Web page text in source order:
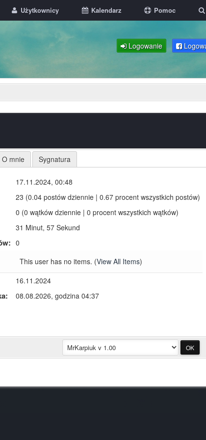
Użytkownicy Kalendarz Pomoc
Logowanie
O mnie Sygnatura
17.11.2024, 00:48
23 (0.04 postów dziennie | 0.67 procent wszystkich postów)
0 (0 wątków dziennie | 0 procent wszystkich wątków)
31 Minut, 57 Sekund
0
This user has no items. (View All Items)
16.11.2024
08.08.2026, godzina 04:37